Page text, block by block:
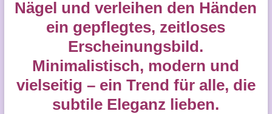
Nägel und verleihen den Händen
ein gepflegtes, zeitloses
Erscheinungsbild.
Minimalistisch, modern und
vielseitig – ein Trend für alle, die
subtile Eleganz lieben.